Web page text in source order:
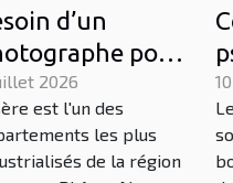
d’un
pour
projet
en Isère
Urope
2026
est l'un des
les plus
de la région